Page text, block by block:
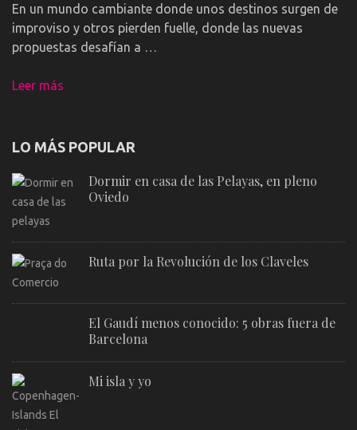
En un mundo cambiante donde unos destinos surgen de
improviso y otros pierden fuelle, donde las nuevas
propuestas desafían a …
Leer más
LO MÁS POPULAR
Dormir en casa de las Pelayas, en pleno
Oviedo
Ruta por la Revolución de los Claveles
El Gaudí menos conocido: 5 obras fuera de
Barcelona
Mi isla y yo